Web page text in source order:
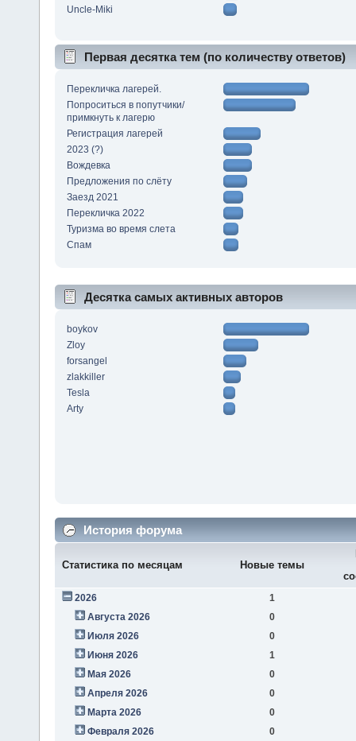
Uncle-Miki
Первая десятка тем (по количеству ответов)
Перекличка лагерей.
Попроситься в попутчики/
примкнуть к лагерю
Регистрация лагерей
2023 (?)
Вождевка
Предложения по слёту
Заезд 2021
Перекличка 2022
Туризма во время слета
Спам
Десятка самых активных авторов
boykov
Zloy
forsangel
zlakkiller
Tesla
Arty
История форума
Статистика по месяцам Новые темы
2026
1
Августа 2026
0
Июля 2026
0
Июня 2026
1
Мая 2026
0
Апреля 2026
0
Марта 2026
0
Февраля 2026
0